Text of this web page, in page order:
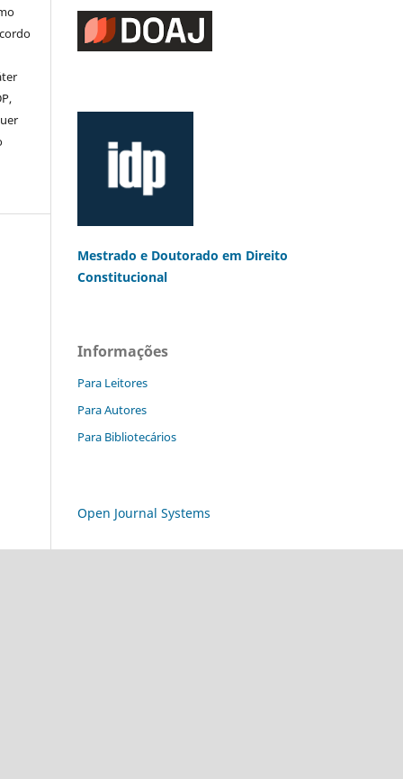
Mestrado e Doutorado em Direito
Constitucional
Informações
Para Leitores
Para Autores
Para Bibliotecários
Open Journal Systems